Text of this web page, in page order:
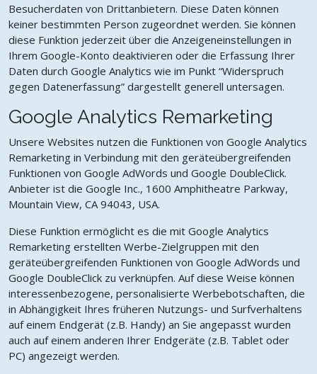
Besucherdaten von Drittanbietern. Diese Daten können
keiner bestimmten Person zugeordnet werden. Sie können
diese Funktion jederzeit über die Anzeigeneinstellungen in
Ihrem Google-Konto deaktivieren oder die Erfassung Ihrer
Daten durch Google Analytics wie im Punkt “Widerspruch
gegen Datenerfassung” dargestellt generell untersagen.
Google Analytics Remarketing
Unsere Websites nutzen die Funktionen von Google Analytics
Remarketing in Verbindung mit den geräteübergreifenden
Funktionen von Google AdWords und Google DoubleClick.
Anbieter ist die Google Inc., 1600 Amphitheatre Parkway,
Mountain View, CA 94043, USA.
Diese Funktion ermöglicht es die mit Google Analytics
Remarketing erstellten Werbe-Zielgruppen mit den
geräteübergreifenden Funktionen von Google AdWords und
Google DoubleClick zu verknüpfen. Auf diese Weise können
interessenbezogene, personalisierte Werbebotschaften, die
in Abhängigkeit Ihres früheren Nutzungs- und Surfverhaltens
auf einem Endgerät (z.B. Handy) an Sie angepasst wurden
auch auf einem anderen Ihrer Endgeräte (z.B. Tablet oder
PC) angezeigt werden.